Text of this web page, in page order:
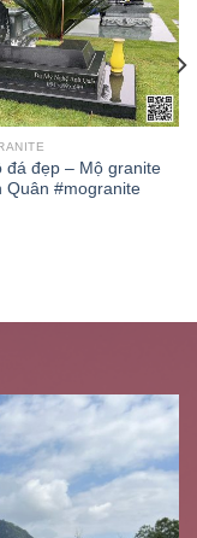
đá đẹp – Mộ granite
Quân #mogranite